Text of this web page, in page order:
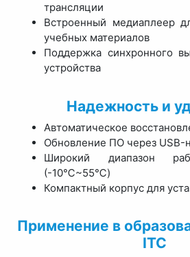
трансляции
Встроенный медиаплеер
учебных материалов
Поддержка синхронного
устройства
Надежность и
Автоматическое
Обновление ПО через USB-
Широкий диапазон
(-10℃~55℃)
Компактный корпус для
Применение в
ITC